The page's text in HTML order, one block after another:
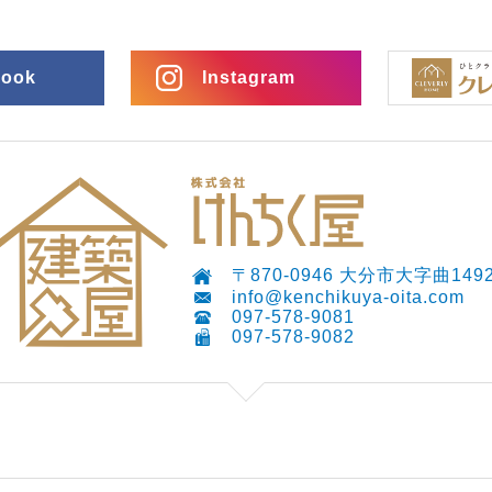
Instagram
〒870-0946 大分市大字曲
info@kenchikuya-oita.com
097-578-9081
097-578-9082